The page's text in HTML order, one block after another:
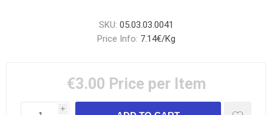
SKU: 05.03.03.0041
Price Info: 7.14€/Kg
€3.00 Price per Item
i